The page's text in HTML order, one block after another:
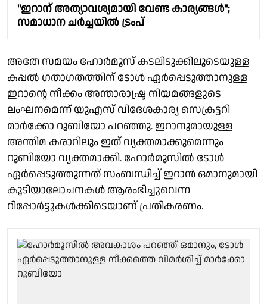
"ഇറാന് അത്യാവശ്യമായി വേണ്ട കാര്യങ്ങള്‍";
സമാധാന ചര്‍ച്ചയില്‍ ട്രംപ്
അതേ സമയം ഹോർമൂസ് കടലിടുക്കിലൂടെയുള്ള
കപ്പൽ ഗതാഗതത്തിന് ടോൾ ഏർപ്പെടുത്താനുള്ള
ഇറാൻ്റെ നീക്കം അന്താരാഷ്ട്ര നിയമങ്ങളുടെ
ലംഘനമെന്ന് യുഎസ് വിദേശകാര്യ സെക്രട്ടറി
മാർക്കോ റൂബിയോ പറഞ്ഞു. ഇറാനുമായുള്ള
അന്തിമ കരാറിലും ഇത് വ്യക്തമാക്കുമെന്നും
റൂബിയോ വ്യക്തമാക്കി. ഹോർമൂസില്‍ ടോള്‍
ഏർപ്പെടുത്തുന്നത് സംബന്ധിച്ച് ഇറാന്‍ ഒമാനുമായി
കൂടിയാലോചനകള്‍ ആരംഭിച്ചുവെന്ന
റിപ്പോർട്ടുകള്‍ക്കിടെയാണ് പ്രതികരണം.